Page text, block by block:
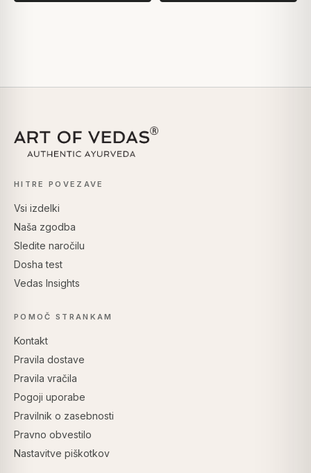
HITRE POVEZAVE
Vsi izdelki
Naša zgodba
Sledite naročilu
Dosha test
Vedas Insights
POMOČ STRANKAM
Kontakt
Pravila dostave
Pravila vračila
Pogoji uporabe
Pravilnik o zasebnosti
Pravno obvestilo
Nastavitve piškotkov